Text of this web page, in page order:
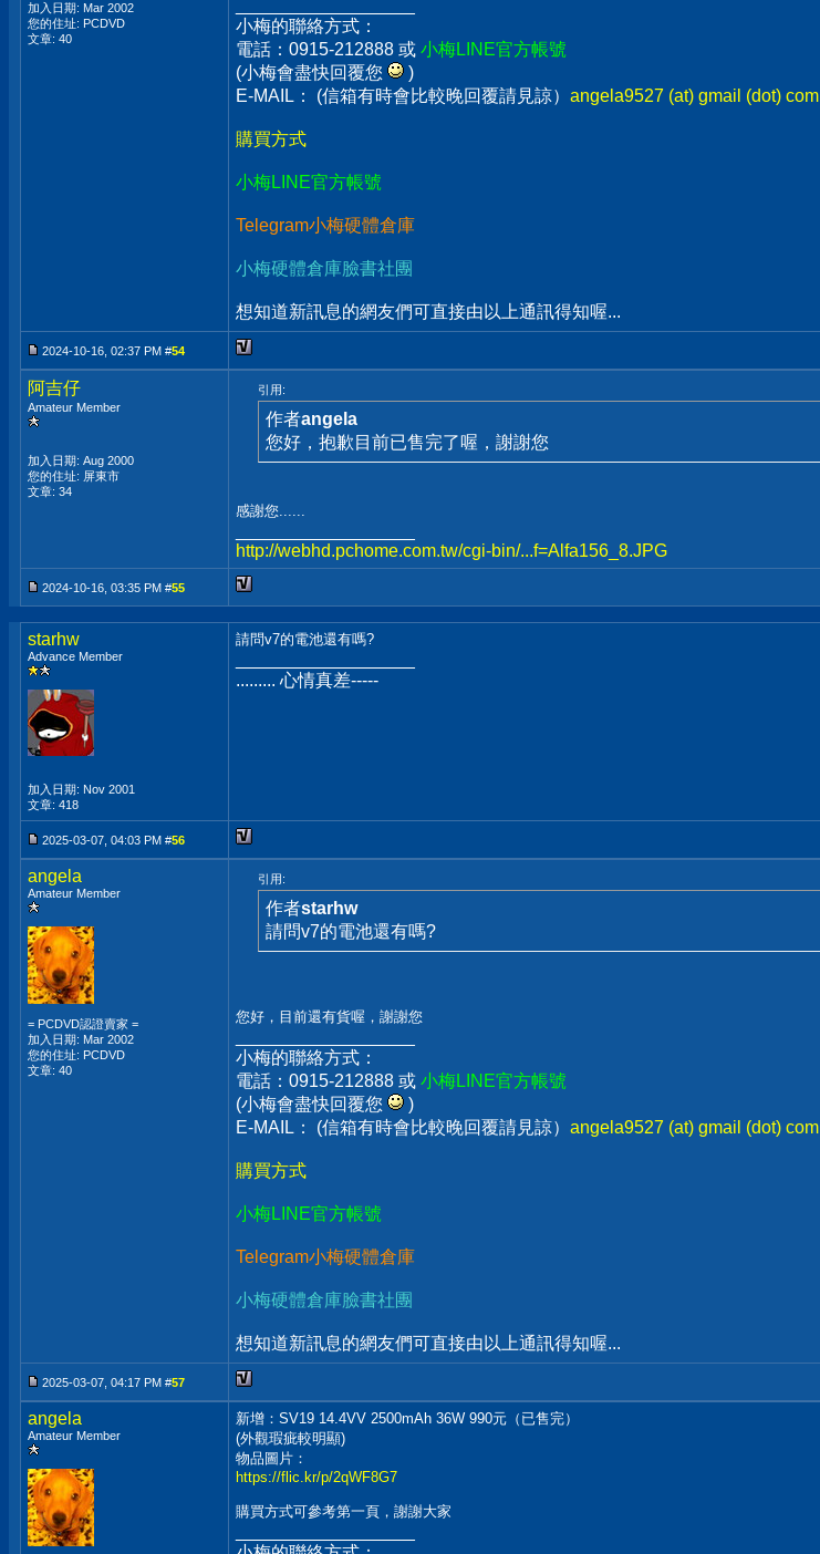
加入日期: Mar 2002
您的住址: PCDVD
文章: 40
小梅的聯絡方式：
電話：0915-212888 或 小梅LINE官方帳號
(小梅會盡快回覆您
)
E-MAIL： (信箱有時會比較晚回覆請見諒） angela9527 (at) gmail (dot) com
購買方式
小梅LINE官方帳號
Telegram小梅硬體倉庫
小梅硬體倉庫臉書社團
想知道新訊息的網友們可直接由以上通訊得知喔...
2024-10-16, 02:37 PM #54
阿吉仔
Amateur Member
加入日期: Aug 2000
您的住址: 屏東市
文章: 34
引用:
作者angela
您好，抱歉目前已售完了喔，謝謝您
感謝您......
http://webhd.pchome.com.tw/cgi-bin/...f=Alfa156_8.JPG
2024-10-16, 03:35 PM #55
starhw
Advance Member
加入日期: Nov 2001
文章: 418
請問v7的電池還有嗎?
......... 心情真差-----
2025-03-07, 04:03 PM #56
angela
Amateur Member
= PCDVD認證賣家 =
加入日期: Mar 2002
您的住址: PCDVD
文章: 40
引用:
作者starhw
請問v7的電池還有嗎?
您好，目前還有貨喔，謝謝您
小梅的聯絡方式：
電話：0915-212888 或 小梅LINE官方帳號
(小梅會盡快回覆您
)
E-MAIL： (信箱有時會比較晚回覆請見諒） angela9527 (at) gmail (dot) com
購買方式
小梅LINE官方帳號
Telegram小梅硬體倉庫
小梅硬體倉庫臉書社團
想知道新訊息的網友們可直接由以上通訊得知喔...
2025-03-07, 04:17 PM #57
angela
Amateur Member
新增：SV19 14.4VV 2500mAh 36W 990元（已售完）
(外觀瑕疵較明顯)
物品圖片：
https://flic.kr/p/2qWF8G7
購買方式可參考第一頁，謝謝大家